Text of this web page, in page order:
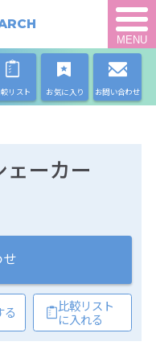
MENU
リスト お気に入り お問い合わせ
ェーカー
せ
る
比較リスト
に入れる